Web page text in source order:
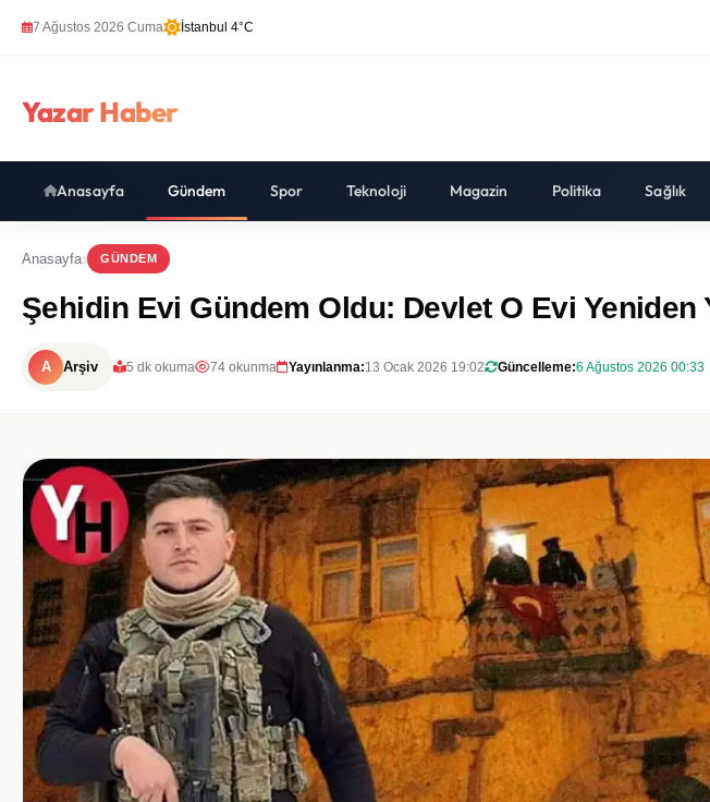
7 Ağustos 2026 Cuma İstanbul 4°C
Yazar Haber
Anasayfa Gündem Spor Teknoloji Magazin Politika Sağlık
Anasayfa GÜNDEM
Şehidin Evi Gündem Oldu: Devlet O Evi Yeniden
A Arşiv 5 dk okuma 74 okunma Yayınlanma:13 Ocak 2026 19:02 Güncelleme:6 Ağustos 2026 00:33